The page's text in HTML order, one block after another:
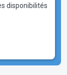
disponibilités